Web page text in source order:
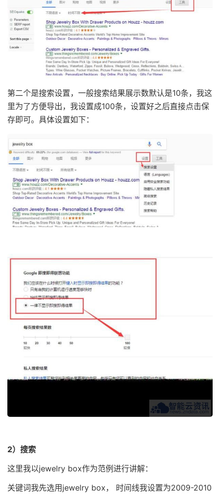
第二个是搜索设置，一般搜索结果展示数默认是10条，我这
里为了方便导出，我设置成100条，设置好之后直接点击保
存即可。具体设置如下：
2）搜索
这里我以jewelry box作为范例进行讲解：
关键词我先选用jewelry box， 时间线我设置为2009-2010